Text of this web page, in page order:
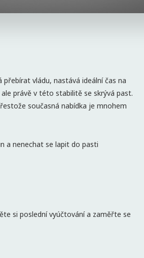
vládu, nastává ideální čas na
právě v této stabilitě se skrývá past.
současná nabídka je mnohem
a nenechat se lapit do pasti
si poslední vyúčtování a zaměřte se